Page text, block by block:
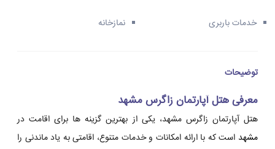
خدمات باربری نمازخانه
توضیحات
معرفی هتل آپارتمان زاگرس مشهد
هتل آپارتمان زاگرس مشهد، یکی از بهترین گزینه ها برای اقامت در
مشهد است که با ارائه امکانات و خدمات متنوع، اقامتی به یاد ماندنی را